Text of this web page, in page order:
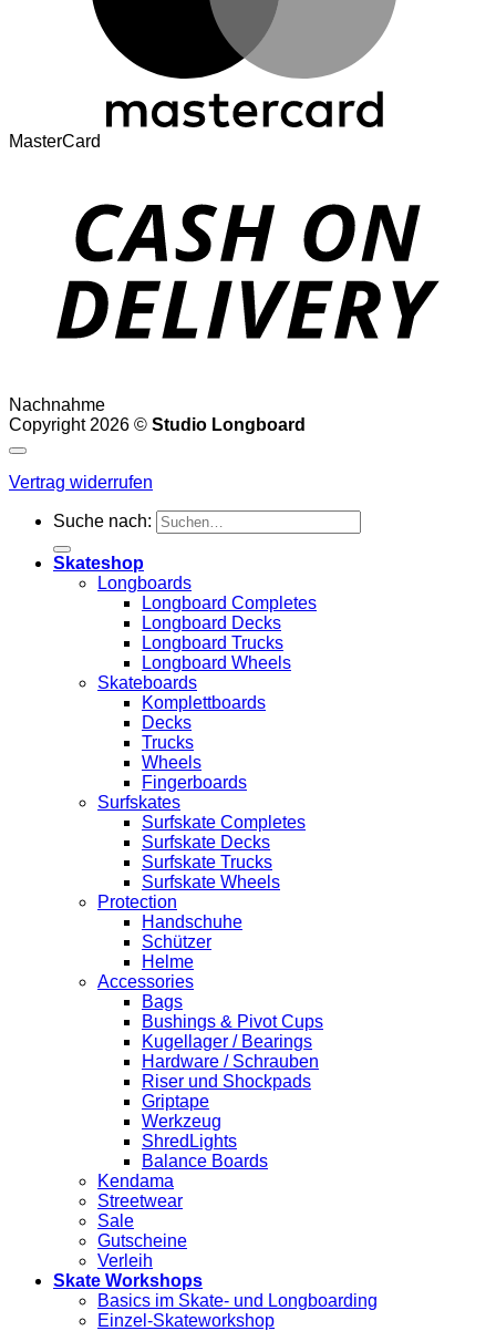
MasterCard
Nachnahme
Copyright 2026 © Studio Longboard
Vertrag widerrufen
Suche nach:
Skateshop
Longboards
Longboard Completes
Longboard Decks
Longboard Trucks
Longboard Wheels
Skateboards
Komplettboards
Decks
Trucks
Wheels
Fingerboards
Surfskates
Surfskate Completes
Surfskate Decks
Surfskate Trucks
Surfskate Wheels
Protection
Handschuhe
Schützer
Helme
Accessories
Bags
Bushings & Pivot Cups
Kugellager / Bearings
Hardware / Schrauben
Riser und Shockpads
Griptape
Werkzeug
ShredLights
Balance Boards
Kendama
Streetwear
Sale
Gutscheine
Verleih
Skate Workshops
Basics im Skate- und Longboarding
Einzel-Skateworkshop